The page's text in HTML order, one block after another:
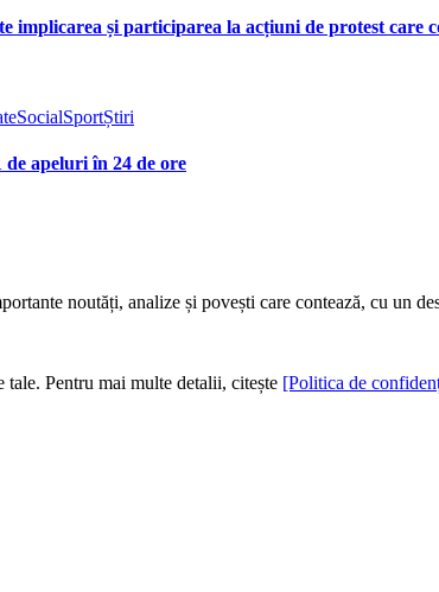
și participarea la acțiuni de protest care
SocialSportȘtiri
apeluri în 24 de ore
noutăți, analize și povești care contează, cu un
Pentru mai multe detalii, citește [Politica de